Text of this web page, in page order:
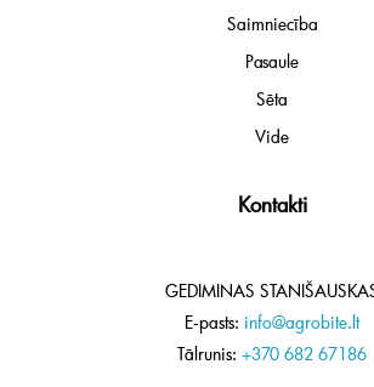
Saimniecība
Pasaule
Sēta
Vide
Kontakti
GEDIMINAS
E-pasts: info@agrobite.lt
Tālrunis: +370 682 67186